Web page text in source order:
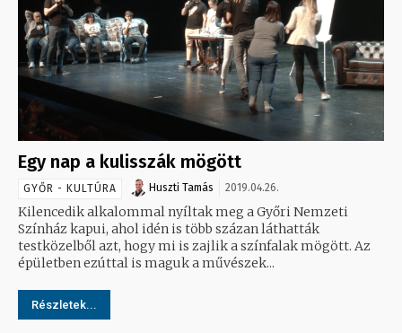
Egy nap a kulisszák mögött
GYŐR - KULTÚRA Huszti Tamás 2019.04.26.
Kilencedik alkalommal nyíltak meg a Győri Nemzeti
Színház kapui, ahol idén is több százan láthatták
testközelből azt, hogy mi is zajlik a színfalak mögött. Az
épületben ezúttal is maguk a művészek...
Részletek...